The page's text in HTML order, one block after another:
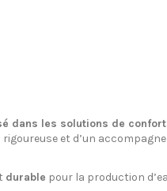
dans les solutions de
et d’un
durable pour la production